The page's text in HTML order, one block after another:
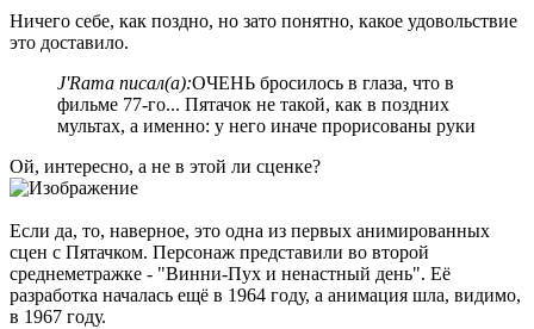
Ничего себе, как поздно, но зато понятно, какое удовольствие
это доставило.
J'Rama писал(а):ОЧЕНЬ бросилось в глаза, что в
фильме 77-го... Пятачок не такой, как в поздних
мультах, а именно: у него иначе прорисованы руки
Ой, интересно, а не в этой ли сценке?
Если да, то, наверное, это одна из первых анимированных
сцен с Пятачком. Персонаж представили во второй
среднеметражке - "Винни-Пух и ненастный день". Её
разработка началась ещё в 1964 году, а анимация шла, видимо,
в 1967 году.